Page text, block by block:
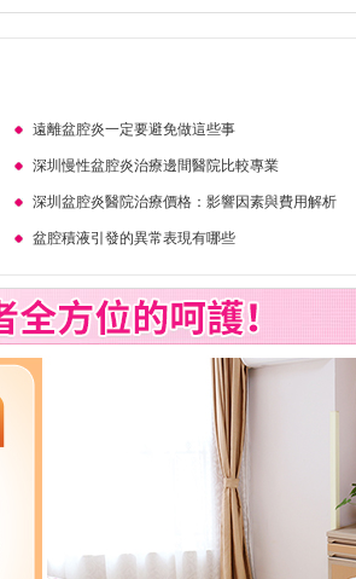
遠離盆腔炎一定要避免做這些事
深圳慢性盆腔炎治療邊間醫院比較專業
深圳盆腔炎醫院治療價格：影響因素與費用解析
盆腔積液引發的異常表現有哪些